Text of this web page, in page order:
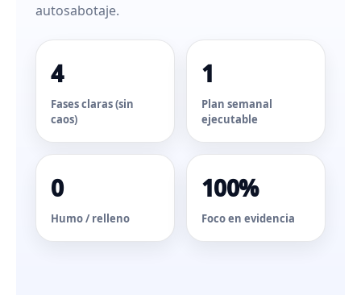
autosabotaje.
4
Fases claras (sin
caos)
1
Plan semanal
ejecutable
0
Humo / relleno
100%
Foco en evidencia